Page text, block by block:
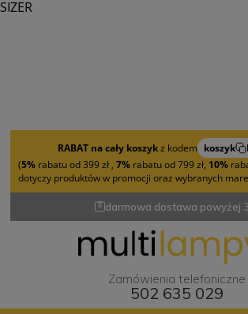
RABAT na cały koszykz kodem koszyk
(5% rabatu od 399 zł , 7% rabatu od 799 zł, 10%
dotyczy produktów w promocji oraz wybranych
darmowa dostawa powyżej
Zamówienia telefoniczne
502 635 029
SIZER